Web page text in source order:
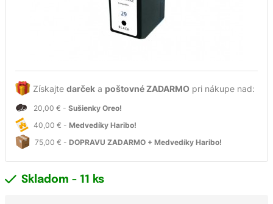
Získajte darček a poštovné ZADARMO pri nákupe nad:
20,00 € - Sušienky Oreo!
40,00 € - Medvedíky Haribo!
75,00 € - DOPRAVU ZADARMO + Medvedíky Haribo!
Skladom - 11 ks